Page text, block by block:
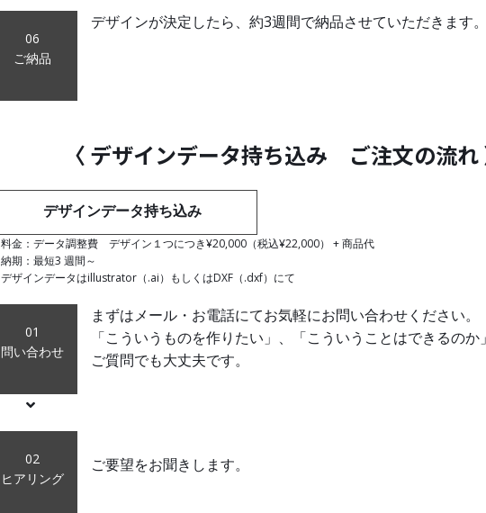
06
ご納品
デザインが決定したら、約3週間で納品させていただきます
〈 デザインデータ持ち込み ご注文の流れ
デザインデータ持ち込み
料金：データ調整費 デザイン１つにつき¥20,000（税込¥22,000） + 商品代
納期：最短3 週間～
デザインデータはillustrator（.ai）もしくはDXF（.dxf）にて
01
問い合わせ
まずはメール・お電話にてお気軽にお問い合わせください。
「こういうものを作りたい」、「こういうことはできるのか
ご質問でも大丈夫です。
02
ヒアリング
ご要望をお聞きします。